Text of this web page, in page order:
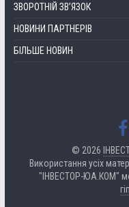
ЗВОРОТНІЙ ЗВ’ЯЗОК
НОВИНИ ПАРТНЕРІВ
БІЛЬШЕ НОВИН
© 2026
Використання усіх
"ІНВЕСТОР-ЮА.КОМ"